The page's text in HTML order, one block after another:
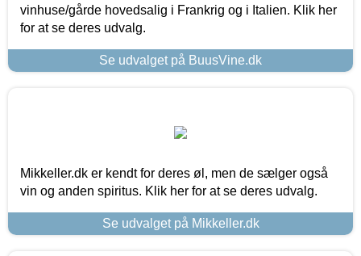
vinhuse/gårde hovedsalig i Frankrig og i Italien. Klik her
for at se deres udvalg.
Se udvalget på BuusVine.dk
Mikkeller.dk er kendt for deres øl, men de sælger også
vin og anden spiritus. Klik her for at se deres udvalg.
Se udvalget på Mikkeller.dk